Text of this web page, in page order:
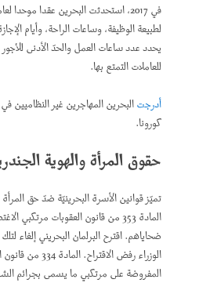
في 2017، استحدثت البحرين عقدا موحدا
لطبيعة الوظيفة، وساعات الراحة، وأيام
يحدد عدد ساعات العمل والحدّ الأدنى
للعاملات التمتع بها.
أدرجتالبحرين المهاجرين غير
كورونا.
حقوق المرأة والهوية
تميّز قوانين الأسرة البحرينيّة ضدّ حق
المادة 353 من قانون العقوبات
الوزراء رفض
المفروضة على مرتكبي ما يسمى بجرائم